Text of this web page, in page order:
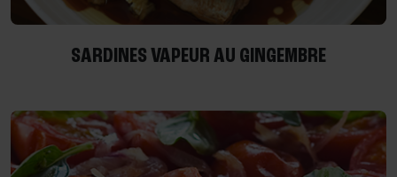
SARDINES VAPEUR AU GINGEMBRE